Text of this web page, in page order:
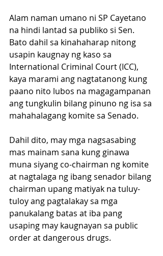
Alam naman umano ni SP Cayetano
na hindi lantad sa publiko si Sen.
Bato dahil sa kinahaharap nitong
usapin kaugnay ng kaso sa
International Criminal Court (ICC),
kaya marami ang nagtatanong kung
paano nito lubos na magagampanan
ang tungkulin bilang pinuno ng isa sa
mahahalagang komite sa Senado.
Dahil dito, may mga nagsasabing
mas mainam sana kung ginawa
muna siyang co-chairman ng komite
at nagtalaga ng ibang senador bilang
chairman upang matiyak na tuluy-
tuloy ang pagtalakay sa mga
panukalang batas at iba pang
usaping may kaugnayan sa public
order at dangerous drugs.